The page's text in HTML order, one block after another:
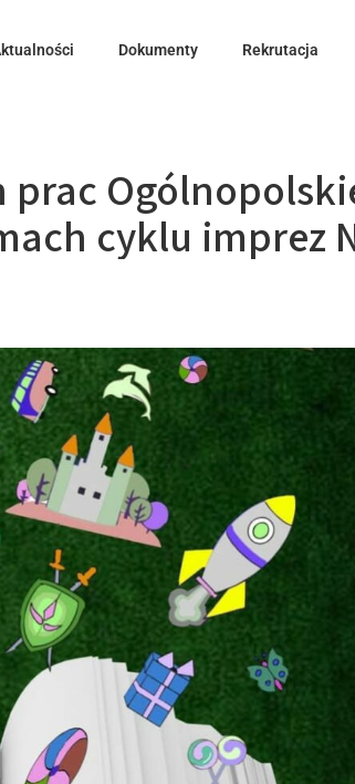
Dokumenty Rekrutacja
cyklu imprez